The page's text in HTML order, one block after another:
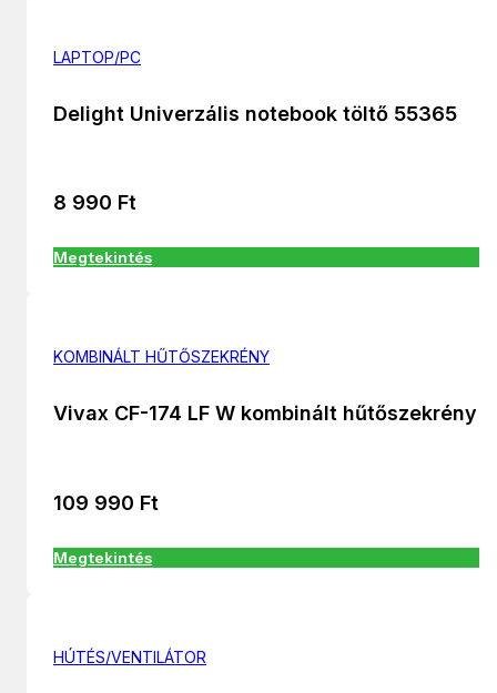
LAPTOP/PC
Delight Univerzális notebook töltő 55365
8 990 Ft
Megtekintés
KOMBINÁLT HŰTŐSZEKRÉNY
Vivax CF-174 LF W kombinált hűtőszekrény
109 990 Ft
Megtekintés
HÚTÉS/VENTILÁTOR